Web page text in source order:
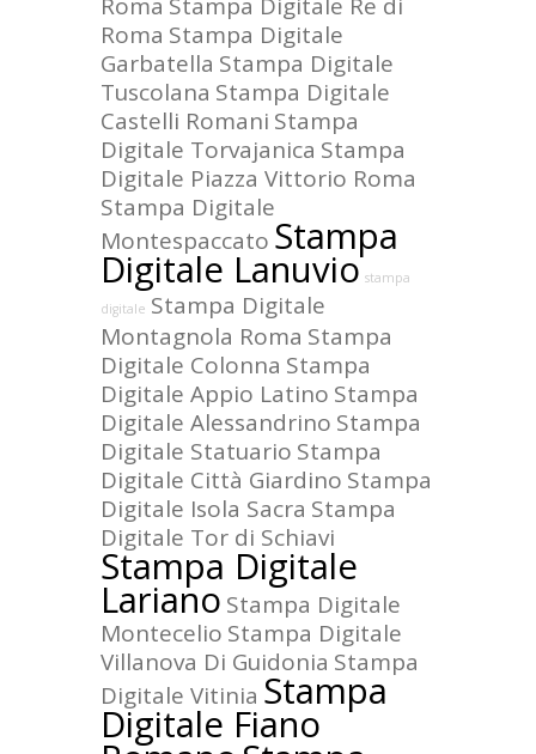
Roma Stampa Digitale
Garbatella Stampa Digitale
Tuscolana Stampa Digitale
Castelli Romani Stampa
Digitale Torvajanica Stampa
Digitale Piazza Vittorio Roma
Stampa Digitale
Montespaccato Stampa
Digitale Lanuvio stampa
digitale Stampa Digitale
Montagnola Roma Stampa
Digitale Colonna Stampa
Digitale Appio Latino Stampa
Digitale Alessandrino Stampa
Digitale Statuario Stampa
Digitale Città Giardino Stampa
Digitale Isola Sacra Stampa
Digitale Tor di Schiavi
Stampa Digitale
Lariano Stampa Digitale
Montecelio Stampa Digitale
Villanova Di Guidonia Stampa
Digitale Vitinia Stampa
Digitale Fiano